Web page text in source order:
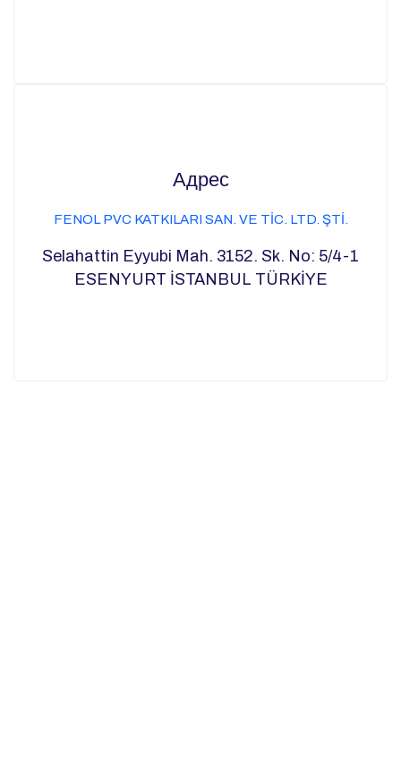
Адрес
FENOL PVC KATKILARI SAN. VE TİC. LTD. ŞTİ.
Selahattin Eyyubi Mah. 3152. Sk. No: 5/4-1
ESENYURT İSTANBUL TÜRKİYE